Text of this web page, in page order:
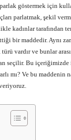
parlak göstermek için
parlatmak, şekil
kadınlar tarafından
bir maddedir. Aynı
vardır ve bunlar
seçilir. Bu içeriğimizde
mı? Ve bu maddenin